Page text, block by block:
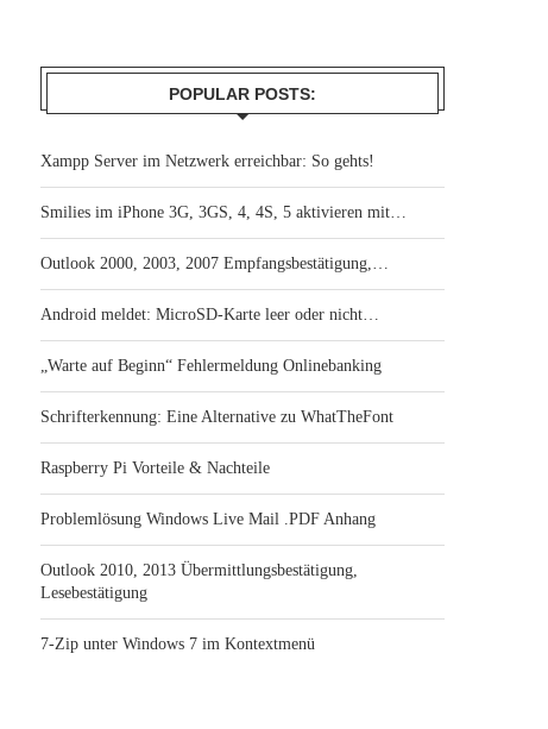
POPULAR POSTS:
Xampp Server im Netzwerk erreichbar: So gehts!
Smilies im iPhone 3G, 3GS, 4, 4S, 5 aktivieren mit…
Outlook 2000, 2003, 2007 Empfangsbestätigung,…
Android meldet: MicroSD-Karte leer oder nicht…
„Warte auf Beginn“ Fehlermeldung Onlinebanking
Schrifterkennung: Eine Alternative zu WhatTheFont
Raspberry Pi Vorteile & Nachteile
Problemlösung Windows Live Mail .PDF Anhang
Outlook 2010, 2013 Übermittlungsbestätigung,
Lesebestätigung
7-Zip unter Windows 7 im Kontextmenü